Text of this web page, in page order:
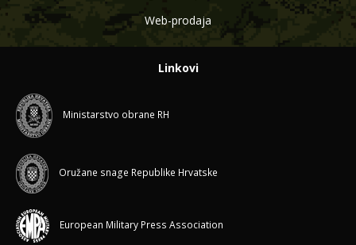
Web-prodaja
Linkovi
Ministarstvo obrane RH
Oružane snage Republike Hrvatske
European Military Press Association